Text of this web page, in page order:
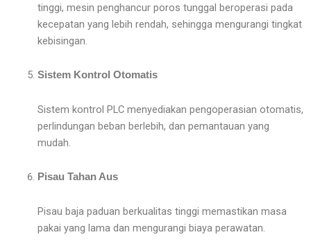
tinggi, mesin penghancur poros tunggal beroperasi pada
kecepatan yang lebih rendah, sehingga mengurangi tingkat
kebisingan.
Sistem Kontrol Otomatis
Sistem kontrol PLC menyediakan pengoperasian otomatis,
perlindungan beban berlebih, dan pemantauan yang
mudah.
Pisau Tahan Aus
Pisau baja paduan berkualitas tinggi memastikan masa
pakai yang lama dan mengurangi biaya perawatan.